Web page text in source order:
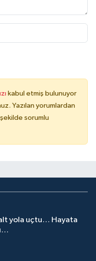
kabul etmiş bulunuyor
Yazılan yorumlardan
sorumlu
yola uçtu… Hayata